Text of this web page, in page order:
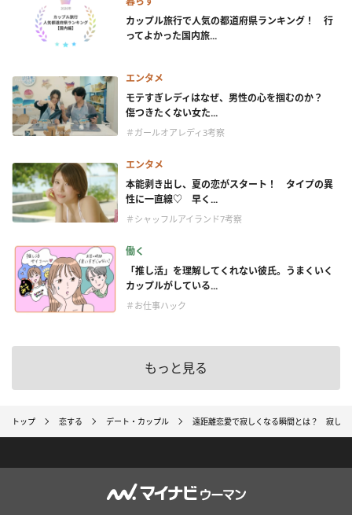
カップル旅行で人気の都道府県ランキング！ 行
ってよかった国内旅...
エンタメ
モテすぎレディはなぜ、男性の心を掴むのか？
傷つきたくない女た...
＃ガールオアレディ3考察
エンタメ
本能剥き出し、夏の恋がスタート！ タイプの異
性に一直線♡ 早く...
＃シャッフルアイランド7考察
働く
「推し活」を理解してくれない彼氏。うまくいく
カップルがしている...
＃お仕事ハック
もっと見る
トップ 恋する デート・カップル 遠距離恋愛で寂しくなる瞬間とは？ 寂しい